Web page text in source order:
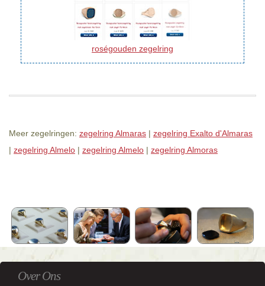
roségouden zegelring
Meer zegelringen: zegelring Almaras | zegelring Exalto d'Almaras
| zegelring Almelo | zegelring Almelo | zegelring Almoras
Over Ons